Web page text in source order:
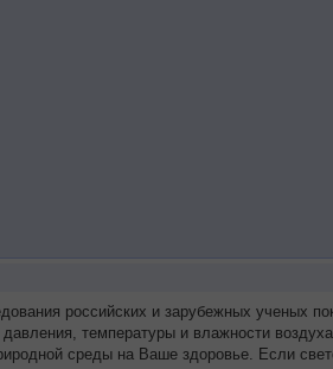
российских и зарубежных ученых
температуры и влажности
среды на Ваше здоровье. Если